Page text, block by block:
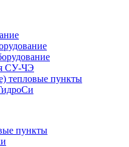
СУ-ЧЭ
тепловые пункты
пункты